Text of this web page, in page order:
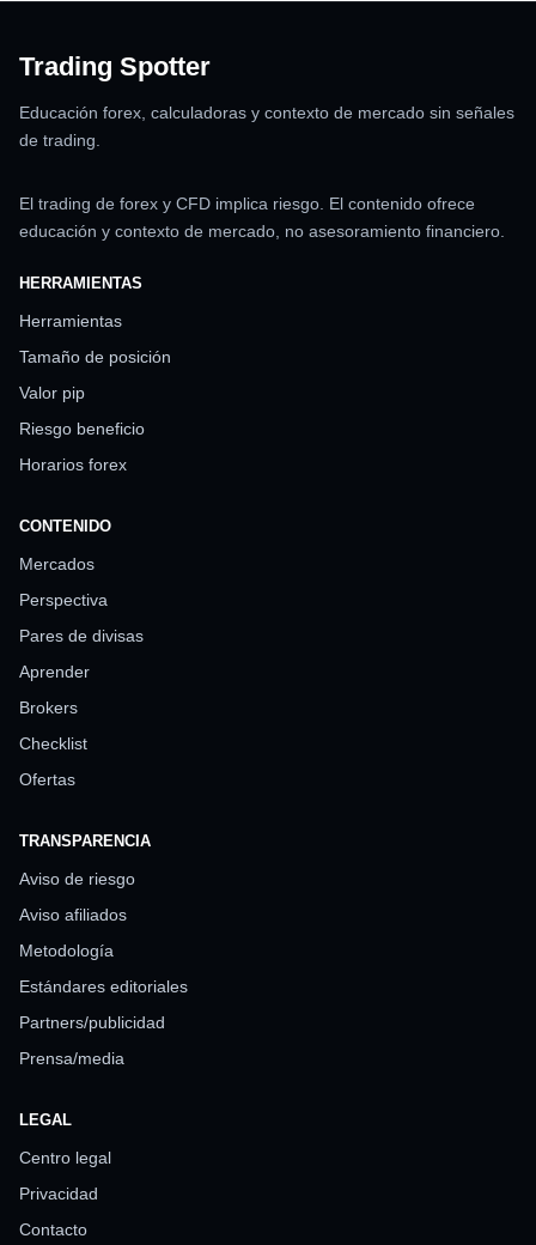
Trading Spotter
Educación forex, calculadoras y contexto de mercado sin señales
de trading.
El trading de forex y CFD implica riesgo. El contenido ofrece
educación y contexto de mercado, no asesoramiento financiero.
HERRAMIENTAS
Herramientas
Tamaño de posición
Valor pip
Riesgo beneficio
Horarios forex
CONTENIDO
Mercados
Perspectiva
Pares de divisas
Aprender
Brokers
Checklist
Ofertas
TRANSPARENCIA
Aviso de riesgo
Aviso afiliados
Metodología
Estándares editoriales
Partners/publicidad
Prensa/media
LEGAL
Centro legal
Privacidad
Contacto